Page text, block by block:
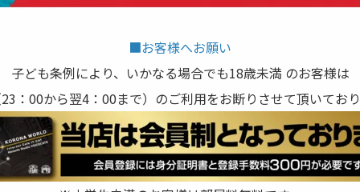
■お客様へお願い
子ども条例により、いかなる場合でも18歳未満 のお客様は
：00から翌4：00まで）のご利用をお断りさせて頂いてお